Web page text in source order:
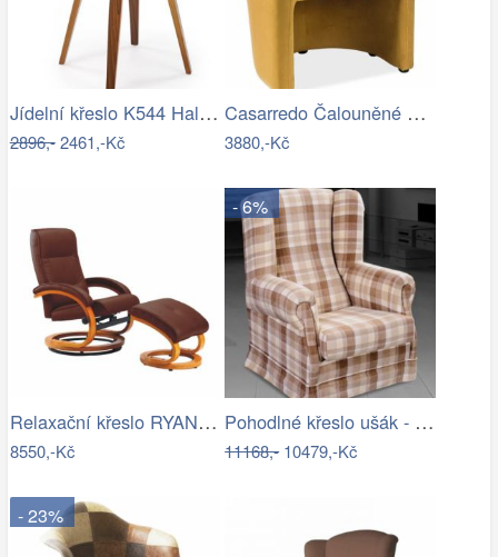
Jídelní křeslo K544 Halmar
2896,-2461,-Kč
Casarredo Čalouněné křeslo TM-1 VELVET…
3880,-Kč
Relaxační křeslo RYAN Tempo Kondela
8550,-Kč
- 6%
Pohodlné křeslo ušák - ME
11168,-10479,-Kč
- 23%